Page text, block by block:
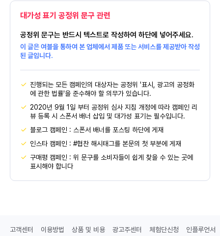
대가성 표기 공정위 문구 관련
공정위 문구는 반드시 텍스트로 작성하여 하단에 넣어주세요.
이 글은 여블을 통하여 본 업체에서 제품 또는 서비스를 제공받아 작성
된 글입니다.
진행되는 모든 캠페인의 대상자는 공정위 '표시, 광고의 공정화
에 관한 법률'을 준수해야 할 의무가 있습니다.
2020년 9월 1일 부터 공정위 심사 지침 개정에 따라 캠페인 리
뷰 등록 시 스폰서 배너 삽입 및 대가성 표기는 필수입니다.
블로그 캠페인 : 스폰서 배너를 포스팅 하단에 게재
인스타 캠페인 : #협찬 해시태그를 본문의 첫 부분에 게재
구매평 캠페인 : 위 문구를 소비자들이 쉽게 찾을 수 있는 곳에
표시해야 합니다
고객센터 이용방법 상품 및 비용 광고주센터 체험단신청 인플루언서